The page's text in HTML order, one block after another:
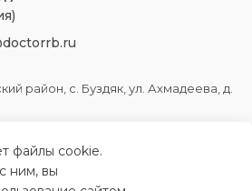
район, с. Буздяк, ул. Ахмадеева, д.
файлы cookie.
ним, вы